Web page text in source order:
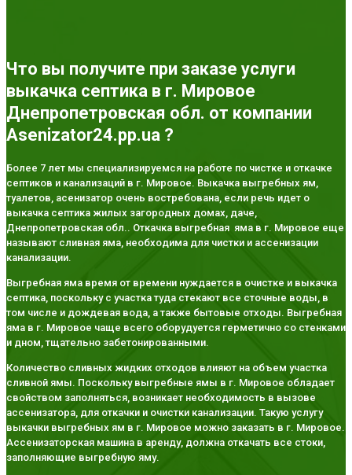
Что вы получите при заказе услуги
выкачка септика в г. Мировое
Днепропетровская обл. от компании
Asenizator24.pp.ua ?
Более 7 лет мы специализируемся на работе по чистке и откачке
септиков и канализаций в г. Мировое. Выкачка выгребных ям,
туалетов, асенизатор очень востребована, если речь идет о
выкачка септика жилых загородных домах, даче,
Днепропетровская обл.. Откачка выгребная яма в г. Мировое еще
называют сливная яма, необходима для чистки и ассенизации
канализации.
Выгребная яма время от времени нуждается в очистке и выкачка
септика, поскольку с участка туда стекают все сточные воды, в
том числе и дождевая вода, а также бытовые отходы. Выгребная
яма в г. Мировое чаще всего оборудуется герметично со стенками
и дном, тщательно забетонированными.
Количество сливных жидких отходов влияют на объем участка
сливной ямы. Поскольку выгребные ямы в г. Мировое обладает
свойством заполняться, возникает необходимость в вызове
ассенизатора, для откачки и очистки канализации. Такую услугу
выкачки выгребных ям в г. Мировое можно заказать в г. Мировое.
Ассенизаторская машина в аренду, должна откачать все стоки,
заполняющие выгребную яму.